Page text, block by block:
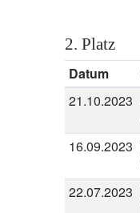
2. Platz
Datum
21.10.2023
16.09.2023
22.07.2023